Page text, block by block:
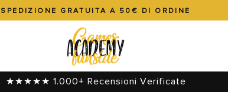
in
pausa
SPEDIZIONE GRATUITA A 50€ DI ORDINE
★★★★★ 1.000+ Recensioni Verificate